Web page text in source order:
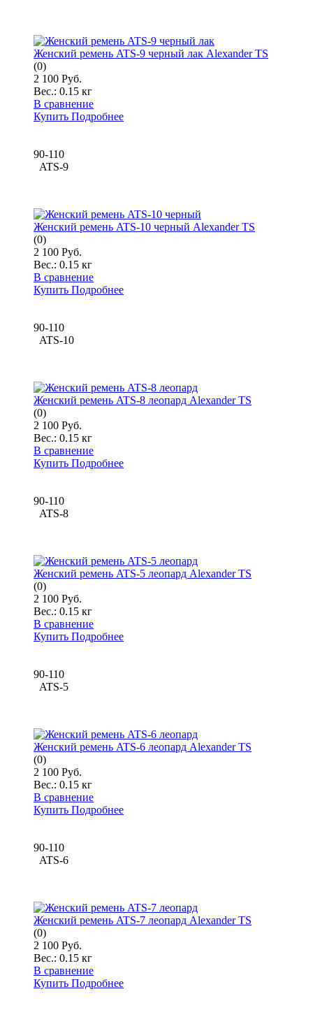
Женский ремень ATS-9 черный лак Alexander TS
(0)
2 100 Руб.
Вес.: 0.15 кг
В сравнение
Купить Подробнее
90-110
ATS-9
Женский ремень ATS-10 черный Alexander TS
(0)
2 100 Руб.
Вес.: 0.15 кг
В сравнение
Купить Подробнее
90-110
ATS-10
Женский ремень ATS-8 леопард Alexander TS
(0)
2 100 Руб.
Вес.: 0.15 кг
В сравнение
Купить Подробнее
90-110
ATS-8
Женский ремень ATS-5 леопард Alexander TS
(0)
2 100 Руб.
Вес.: 0.15 кг
В сравнение
Купить Подробнее
90-110
ATS-5
Женский ремень ATS-6 леопард Alexander TS
(0)
2 100 Руб.
Вес.: 0.15 кг
В сравнение
Купить Подробнее
90-110
ATS-6
Женский ремень ATS-7 леопард Alexander TS
(0)
2 100 Руб.
Вес.: 0.15 кг
В сравнение
Купить Подробнее